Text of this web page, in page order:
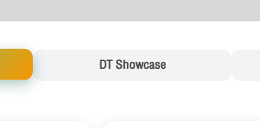
DT Showcase